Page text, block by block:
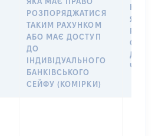
РОЗПОРЯДЖАТИСЯ
ТАКИМ РАХУНКОМ
АБО МАЄ ДОСТУП
ДО
ІНДИВІДУАЛЬНОГО
БАНКІВСЬКОГО
СЕЙФУ (КОМІРКИ)
ЯКА